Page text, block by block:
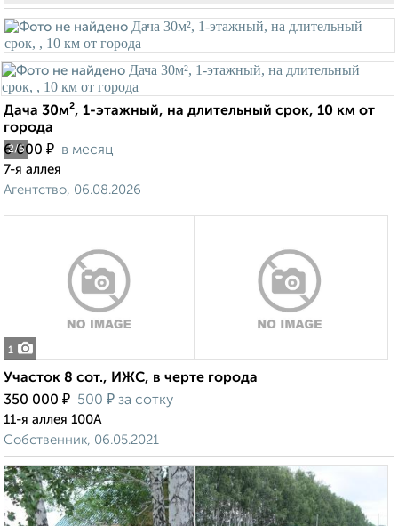
2/5
Дача 30м², 1-этажный, на длительный срок, 10 км от
города
6 000 ₽ в месяц
7-я аллея
Агентство, 06.08.2026
1
Участок 8 сот., ИЖС, в черте города
350 000 ₽ 500 ₽ за сотку
11-я аллея 100А
Собственник, 06.05.2021